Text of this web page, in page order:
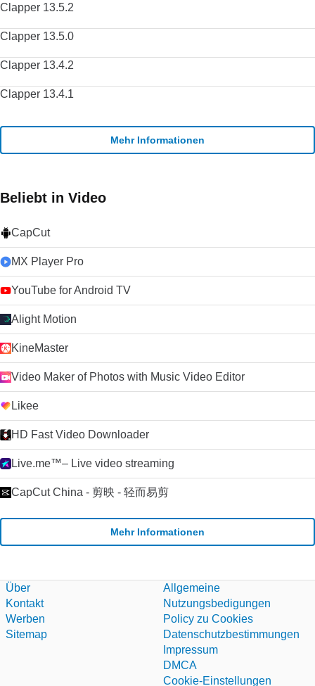
Clapper 13.5.2
Clapper 13.5.0
Clapper 13.4.2
Clapper 13.4.1
Mehr Informationen
Beliebt in Video
CapCut
MX Player Pro
YouTube for Android TV
Alight Motion
KineMaster
Video Maker of Photos with Music Video Editor
Likee
HD Fast Video Downloader
Live.me™– Live video streaming
CapCut China - 剪映 - 轻而易剪
Mehr Informationen
Über
Kontakt
Werben
Sitemap
Allgemeine
Nutzungsbedigungen
Policy zu Cookies
Datenschutzbestimmungen
Impressum
DMCA
Cookie-Einstellungen